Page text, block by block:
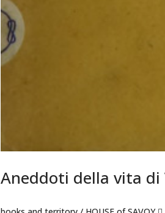
Aneddoti della vita